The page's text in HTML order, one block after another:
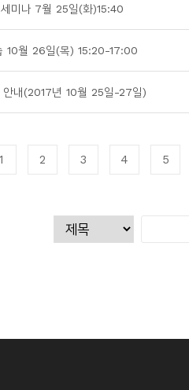
미나 7월 25일(화)15:40
10월 26일(목) 15:20-17:00
내(2017년 10월 25일-27일)
1 2 3 4 5